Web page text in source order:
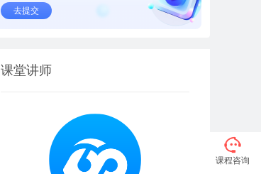
去提交
课堂讲师
课程咨询